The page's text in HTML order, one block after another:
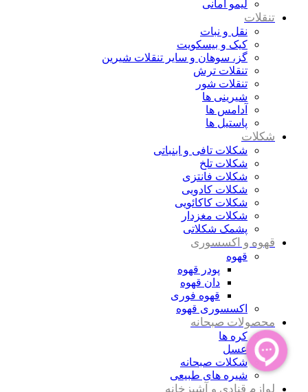
لیمو امانی
تنقلات
نقل و نبات
کیک و بیسکویت
گز، سوهان و سایر تنقلات شیرین
تنقلات ترش
تنقلات شور
شیرینی ها
آدامس ها
پاستیل ها
شکلات
شکلات تافی و ابنباتی
شکلات تلخ
شکلات فانتزی
شکلات کادویی
شکلات کاکائویی
شکلات مغزدار
پشمک شکلاتی
قهوه و اکسسوری
قهوه
پودر قهوه
دان قهوه
قهوه فوری
اکسسوری قهوه
محصولات صبحانه
کره ها
عسل
شکلات صبحانه
شیره های طبیعی
لوازم قنادی و آشپزخانه